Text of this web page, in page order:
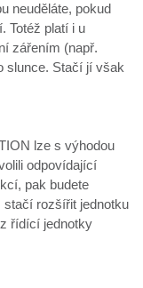
neuděláte, pokud
Totéž platí i u
zářením (např.
slunce. Stačí jí však
lze s výhodou
odpovídající
pak budete
rozšířit jednotku
řídící jednotky